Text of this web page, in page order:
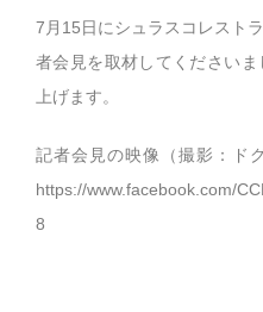
7月15日にシュラスコレスト
者会見を取材してください
上げます。
記者会見の映像（撮影：ド
https://www.facebook.com/
8